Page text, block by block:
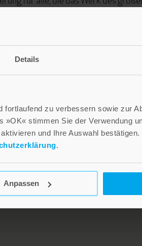
Details
zu verbessern sowie zur
stimmen Sie der Verwendung
und Ihre Auswahl bestätigen.
.
Anpassen
NEWSLETTER